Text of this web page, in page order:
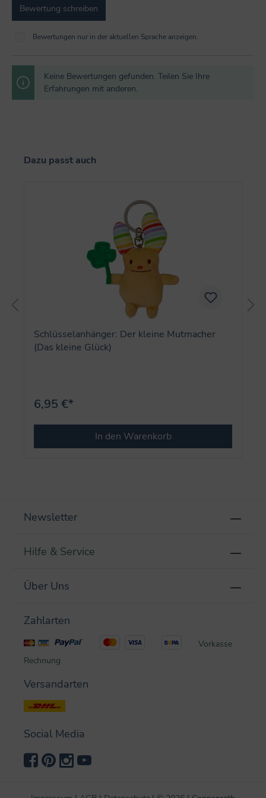
Bewertung schreiben
Bewertungen nur in der aktuellen Sprache anzeigen.
Keine Bewertungen gefunden. Teilen Sie Ihre
Erfahrungen mit anderen.
Produktgalerie überspringen
Dazu passt auch
Schlüsselanhänger: Der kleine Mutmacher
(Das kleine Glück)
6,95 €*
In den Warenkorb
Newsletter
Hilfe & Service
Über Uns
Zahlarten
Vorkasse
Rechnung
Versandarten
Social Media